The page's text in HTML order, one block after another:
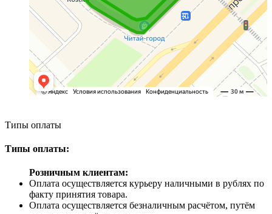
Типы оплаты
Типы оплаты:
Розничным клиентам:
Оплата осуществляется курьеру наличными в рублях по
факту принятия товара.
Оплата осуществляется безналичным расчётом, путём
❄